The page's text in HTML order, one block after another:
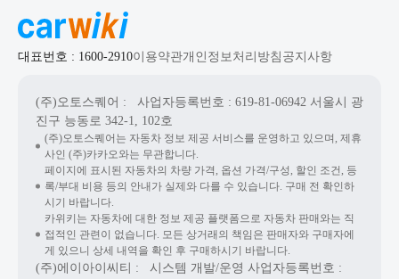
대표번호 : 1600-2910이용약관개인정보처리방침 공지사항
(주)오토스퀘어 : 사업자등록번호 : 619-81-06942 서울시 광
진구 능동로 342-1, 102호
(주)오토스퀘어는 자동차 정보 제공 서비스를 운영하고 있으며, 제휴
사인 (주)카카오와는 무관합니다.
페이지에 표시된 자동차의 차량 가격, 옵션 가격/구성, 할인 조건, 등
록/부대 비용 등의 안내가 실제와 다를 수 있습니다. 구매 전 확인하
시기 바랍니다.
카위키는 자동차에 대한 정보 제공 플랫폼으로 자동차 판매와는 직
접적인 관련이 없습니다. 모든 상거래의 책임은 판매자와 구매자에
게 있으니 상세 내역을 확인 후 구매하시기 바랍니다.
(주)에이아이씨티 : 시스템 개발/운영 사업자등록번호 :